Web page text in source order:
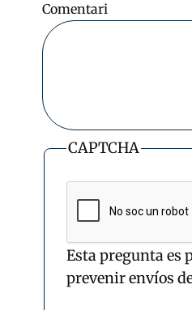
Comentari
CAPTCHA
Esta pregunta es
prevenir envíos